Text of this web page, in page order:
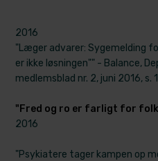
2016
​"Læger advarer: Syge​melding
er ikke løsningen"" - Balance,
medlemsblad nr. 2, juni 2016, s.
"Fred og ro er farligt for
2016
"Psykiatere tager kampen op